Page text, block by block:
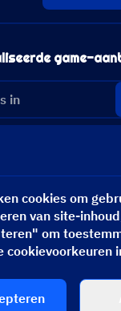
game-
cookies om
van site-
om
cookievoorkeuren